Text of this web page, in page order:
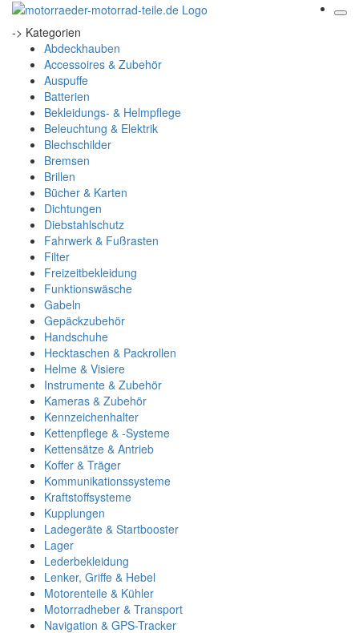
-> Kategorien
Abdeckhauben
Accessoires & Zubehör
Auspuffe
Batterien
Bekleidungs- & Helmpflege
Beleuchtung & Elektrik
Blechschilder
Bremsen
Brillen
Bücher & Karten
Dichtungen
Diebstahlschutz
Fahrwerk & Fußrasten
Filter
Freizeitbekleidung
Funktionswäsche
Gabeln
Gepäckzubehör
Handschuhe
Hecktaschen & Packrollen
Helme & Visiere
Instrumente & Zubehör
Kameras & Zubehör
Kennzeichenhalter
Kettenpflege & -Systeme
Kettensätze & Antrieb
Koffer & Träger
Kommunikationssysteme
Kraftstoffsysteme
Kupplungen
Ladegeräte & Startbooster
Lager
Lederbekleidung
Lenker, Griffe & Hebel
Motorenteile & Kühler
Motorradheber & Transport
Navigation & GPS-Tracker